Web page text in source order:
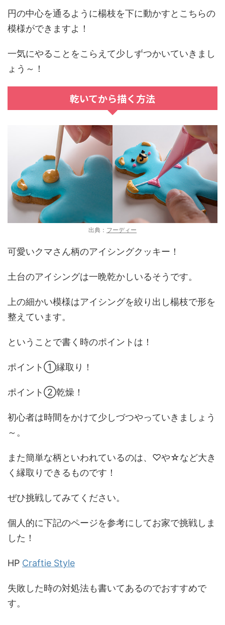
円の中心を通るように楊枝を下に動かすとこちらの
模様ができますよ！
一気にやることをこらえて少しずつかいていきまし
ょう～！
乾いてから描く方法
出典： フーディー
可愛いクマさん柄のアイシングクッキー！
土台のアイシングは一晩乾かしいるそうです。
上の細かい模様はアイシングを絞り出し楊枝で形を
整えています。
ということで書く時のポイントは！
ポイント①縁取り！
ポイント②乾燥！
初心者は時間をかけて少しづつやっていきましょう
～。
また簡単な柄といわれているのは、♡や☆など大き
く縁取りできるものです！
ぜひ挑戦してみてください。
個人的に下記のページを参考にしてお家で挑戦しま
した！
HP Craftie Style
失敗した時の対処法も書いてあるのでおすすめで
す。